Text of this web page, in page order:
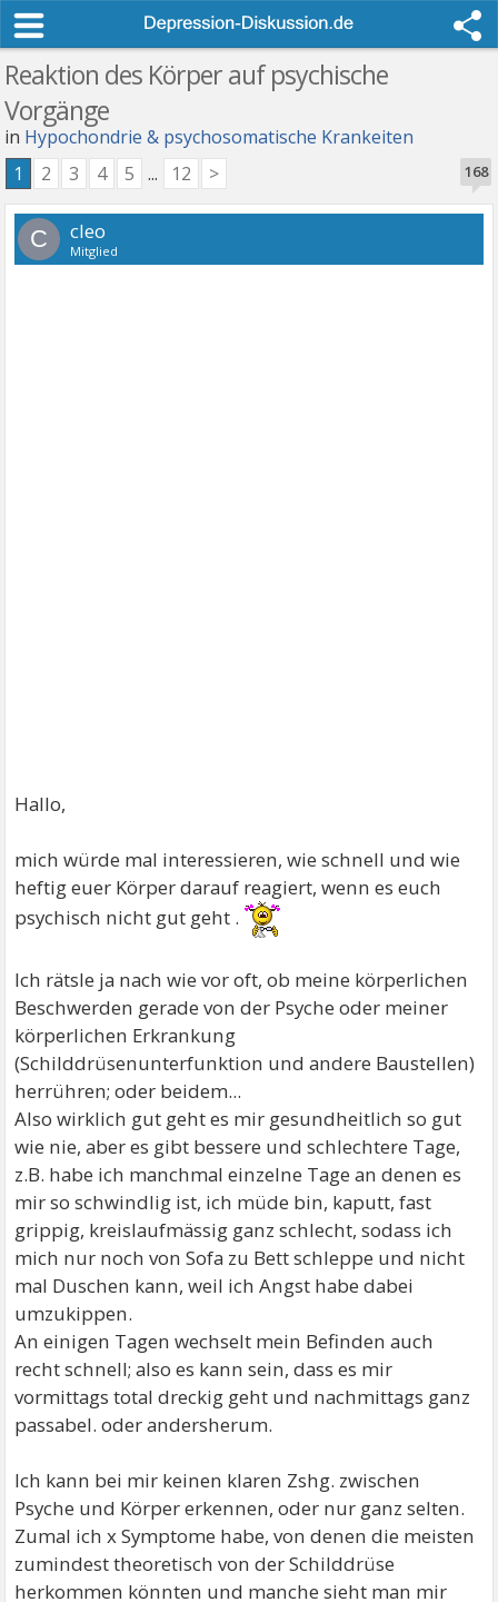
Reaktion des Körper auf psychische
Vorgänge
in Hypochondrie & psychosomatische Krankeiten
168
1 2 3 4 5 ... 12 >
C cleo
Mitglied
Hallo,
mich würde mal interessieren, wie schnell und wie
heftig euer Körper darauf reagiert, wenn es euch
psychisch nicht gut geht .
Ich rätsle ja nach wie vor oft, ob meine körperlichen
Beschwerden gerade von der Psyche oder meiner
körperlichen Erkrankung
(Schilddrüsenunterfunktion und andere Baustellen)
herrühren; oder beidem...
Also wirklich gut geht es mir gesundheitlich so gut
wie nie, aber es gibt bessere und schlechtere Tage,
z.B. habe ich manchmal einzelne Tage an denen es
mir so schwindlig ist, ich müde bin, kaputt, fast
grippig, kreislaufmässig ganz schlecht, sodass ich
mich nur noch von Sofa zu Bett schleppe und nicht
mal Duschen kann, weil ich Angst habe dabei
umzukippen.
An einigen Tagen wechselt mein Befinden auch
recht schnell; also es kann sein, dass es mir
vormittags total dreckig geht und nachmittags ganz
passabel. oder andersherum.
Ich kann bei mir keinen klaren Zshg. zwischen
Psyche und Körper erkennen, oder nur ganz selten.
Zumal ich x Symptome habe, von denen die meisten
zumindest theoretisch von der Schilddrüse
herkommen könnten und manche sieht man mir